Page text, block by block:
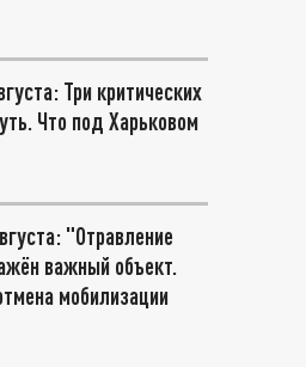
Три критических
Что под Харьковом
"Отравление
важный объект.
мобилизации